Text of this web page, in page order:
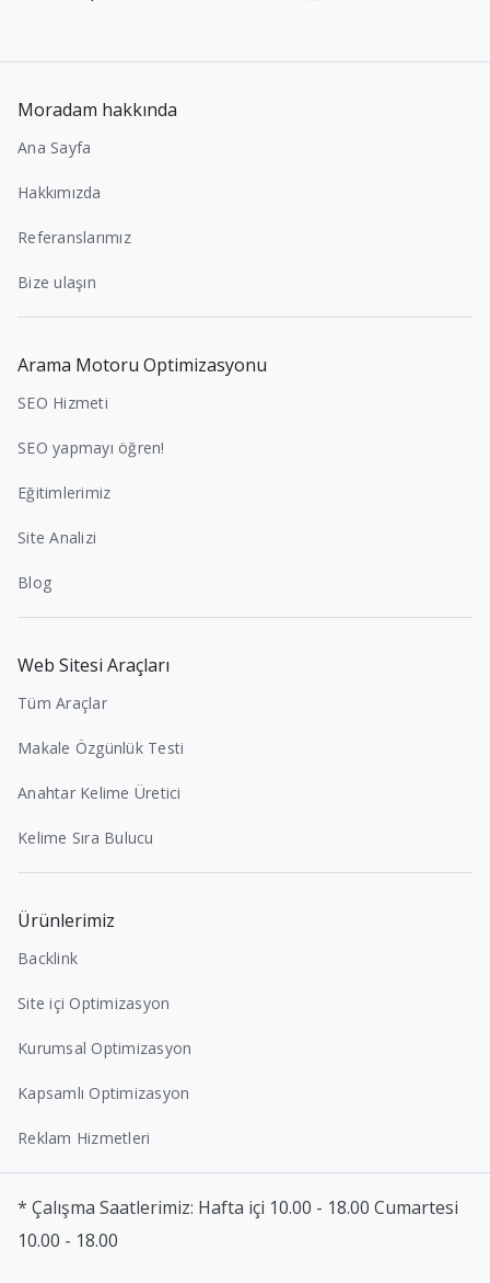
Moradam hakkında
Ana Sayfa
Hakkımızda
Referanslarımız
Bize ulaşın
Arama Motoru Optimizasyonu
SEO Hizmeti
SEO yapmayı öğren!
Eğitimlerimiz
Site Analizi
Blog
Web Sitesi Araçları
Tüm Araçlar
Makale Özgünlük Testi
Anahtar Kelime Üretici
Kelime Sıra Bulucu
Ürünlerimiz
Backlink
Site içi Optimizasyon
Kurumsal Optimizasyon
Kapsamlı Optimizasyon
Reklam Hizmetleri
* Çalışma Saatlerimiz: Hafta içi 10.00 - 18.00 Cumartesi
10.00 - 18.00